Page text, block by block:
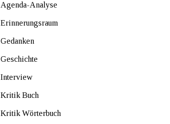
Agenda-Analyse
Erinnerungsraum
Gedanken
Geschichte
Interview
Kritik Buch
Kritik Wörterbuch